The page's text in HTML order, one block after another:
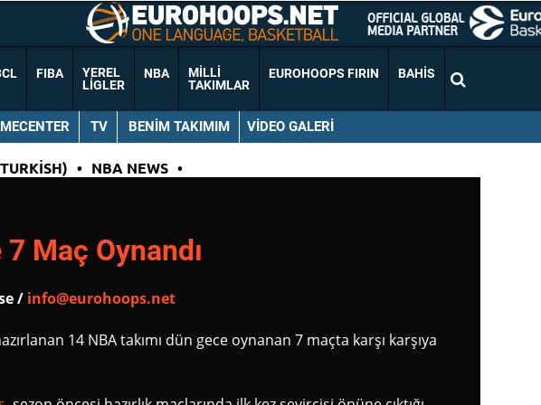
FIBA
YEREL
LIGLER
NBA
MILLI
TAKIMLAR
EUROHOOPS FIRIN BAHIS
TV BENIM TAKIMIM VIDEO GALERI
• NBA NEWS •
7 Maç Oynandı
/ info@eurohoops.net
14 NBA takımı dün gece oynanan 7 maçta karşı karşıya